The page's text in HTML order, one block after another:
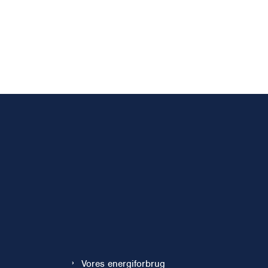
Vores energiforbrug